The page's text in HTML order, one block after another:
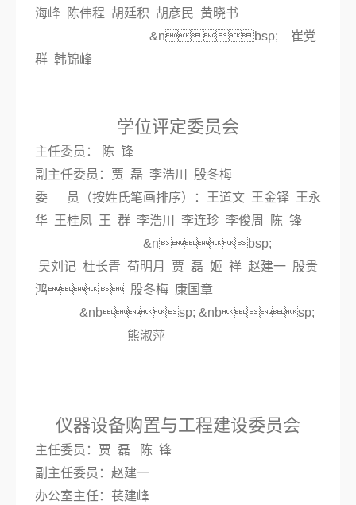
海峰 陈伟程 胡廷积 胡彦民 黄晓书
&nbsp; 崔党
群 韩锦峰
学位评定委员会
主任委员： 陈 锋
副主任委员：贾 磊 李浩川 殷冬梅
委 员（按姓氏笔画排序）：王道文 王金铎 王永
华 王桂凤 王 群 李浩川 李连珍 李俊周 陈 锋
&nbsp;
吴刘记 杜长青 苟明月 贾 磊 姬 祥 赵建一 殷贵
鸿 殷冬梅 康国章
&nbsp; &nbsp;
熊淑萍
仪器设备购置与工程建设委员会
主任委员：贾 磊 陈 锋
副主任委员：赵建一
办公室主任：苌建峰